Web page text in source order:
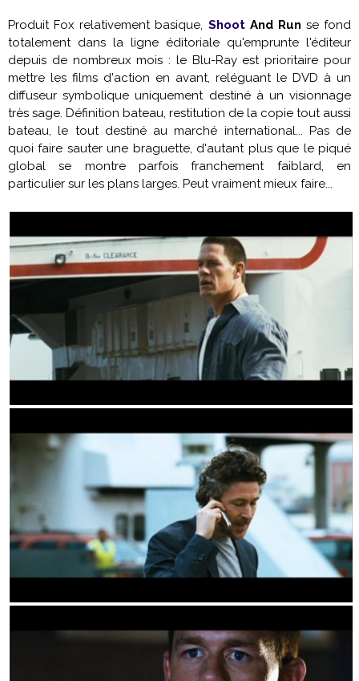
Produit Fox relativement basique, ShootAnd Run se fond
totalement dans la ligne éditoriale qu'emprunte l'éditeur
depuis de nombreux mois : le Blu-Ray est prioritaire pour
mettre les films d'action en avant, reléguant le DVD à un
diffuseur symbolique uniquement destiné à un visionnage
très sage. Définition bateau, restitution de la copie tout aussi
bateau, le tout destiné au marché international... Pas de
quoi faire sauter une braguette, d'autant plus que le piqué
global se montre parfois franchement faiblard, en
particulier sur les plans larges. Peut vraiment mieux faire...